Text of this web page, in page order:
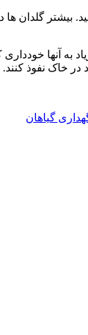
بیشتر
آنها خودداری
در خاک نفوذ کنند.
گیاهان